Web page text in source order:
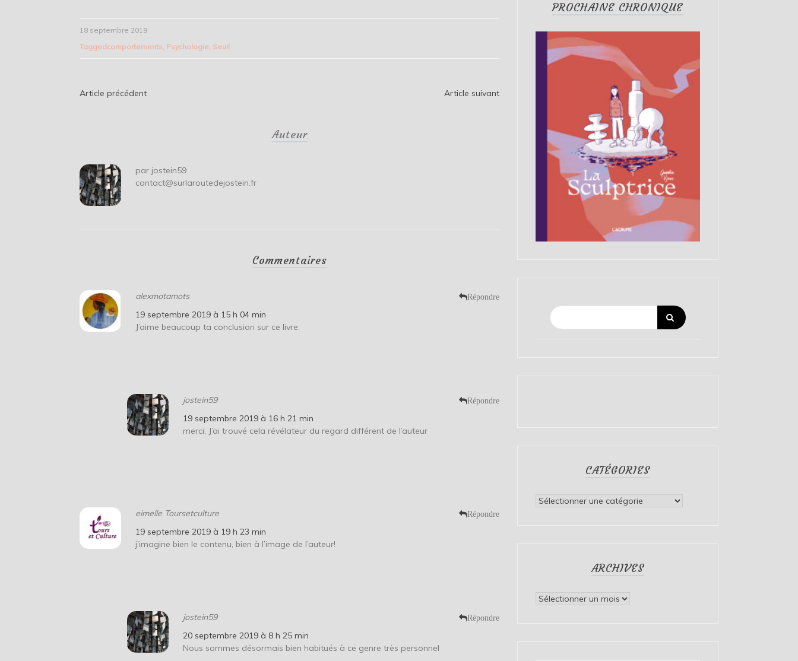
18 septembre 2019
Taggedcomportements, Psychologie, Seuil
Navigation
Article précédent Article suivant
Auteur
par jostein59
contact@surlaroutedejostein.fr
Commentaires
alexmotamots Répondre
19 septembre 2019 à 15 h 04 min
J’aime beaucoup ta conclusion sur ce livre.
jostein59 Répondre
19 septembre 2019 à 16 h 21 min
merci; J’ai trouvé cela révélateur du regard différent de l’auteur
eimelle Toursetculture Répondre
19 septembre 2019 à 19 h 23 min
j’imagine bien le contenu, bien à l’image de l’auteur!
jostein59 Répondre
20 septembre 2019 à 8 h 25 min
Nous sommes désormais bien habitués à ce genre très personnel
PROCHAINE CHRONIQUE
CATÉGORIES
Catégories
ARCHIVES
Archives